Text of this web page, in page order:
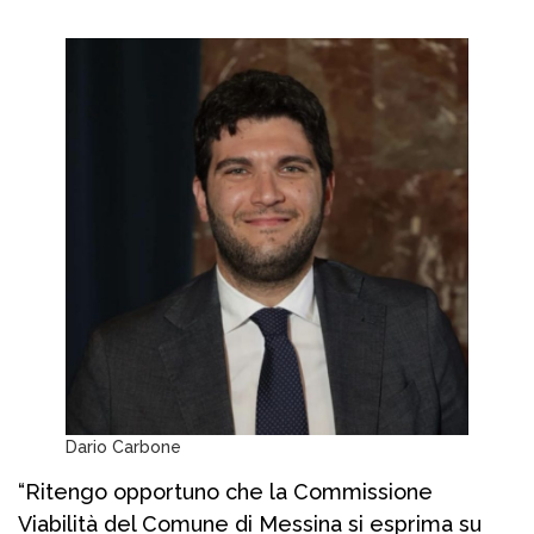
Dario Carbone
“Ritengo opportuno che la Commissione
Viabilità del Comune di Messina si esprima su